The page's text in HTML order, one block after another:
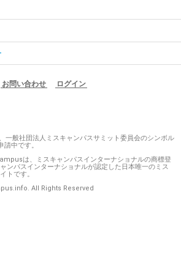
お問い合わせ ログイン
一般社団法人ミスキャンパスサミット委員会のシンボル
中です。
は、ミスキャンパスインターナショナルの商標登
ンパスインターナショナルが認定した日本唯一のミス
トです。
All Rights Reserved